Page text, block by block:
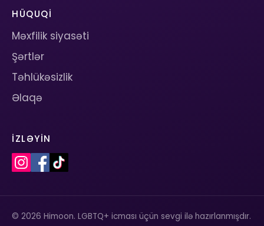
HÜQUQI
Məxfilik siyasəti
Şərtlər
Təhlükəsizlik
Əlaqə
İZLƏYIN
© 2026 Himoon. LGBTQ+ icması üçün sevgi ilə hazırlanmışdır.